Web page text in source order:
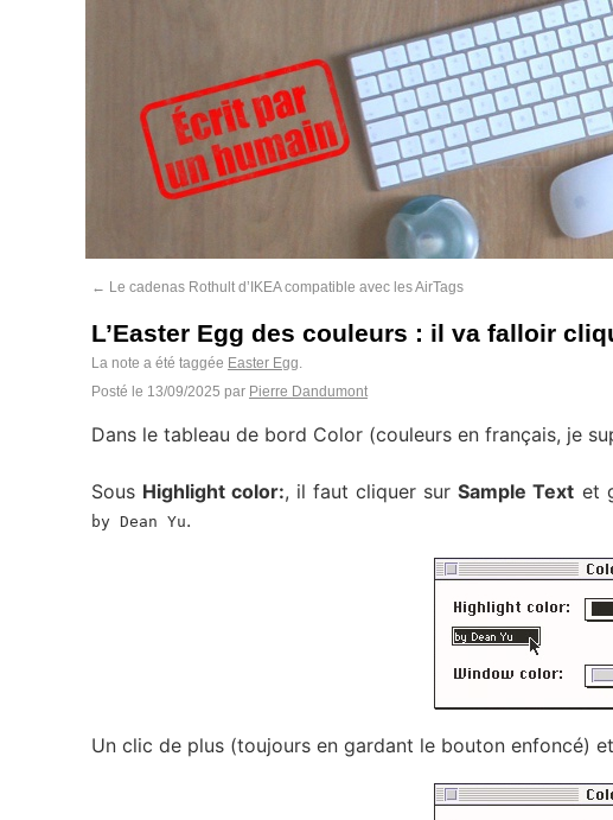
← Le cadenas Rothult d’IKEA compatible avec les AirTags
L’Easter Egg des couleurs : il va falloir
La note a été taggée Easter Egg.
Posté le 13/09/2025 par Pierre Dandumont
Dans le tableau de bord Color (couleurs en français, je
Sous Highlight color:, il faut cliquer surSample Text et
by Dean Yu.
Un clic de plus (toujours en gardant le bouton enfoncé)